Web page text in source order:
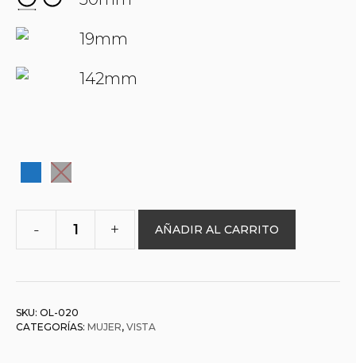
19mm
142mm
-
cantidad
+ AÑADIR AL CARRITO
SKU: OL-020
CATEGORÍAS: MUJER, VISTA